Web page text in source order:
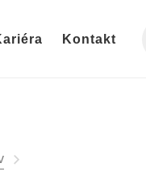
Kontakt